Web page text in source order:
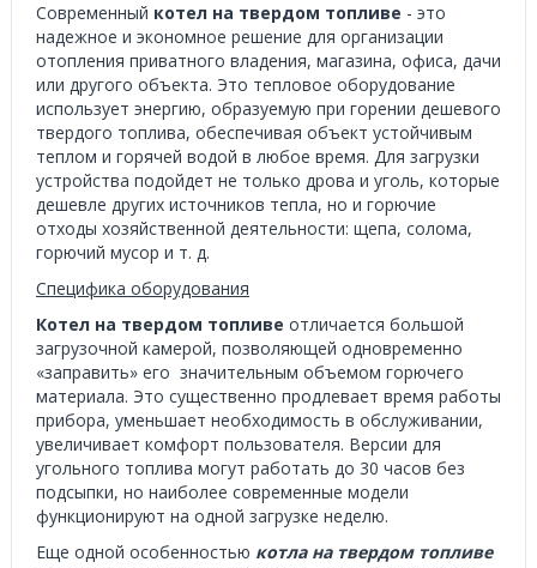
Современный котел на твердом топливе - это
надежное и экономное решение для организации
отопления приватного владения, магазина, офиса, дачи
или другого объекта. Это тепловое оборудование
использует энергию, образуемую при горении дешевого
твердого топлива, обеспечивая объект устойчивым
теплом и горячей водой в любое время. Для загрузки
устройства подойдет не только дрова и уголь, которые
дешевле других источников тепла, но и горючие
отходы хозяйственной деятельности: щепа, солома,
горючий мусор и т. д.
Специфика оборудования
Котел на твердом топливе отличается большой
загрузочной камерой, позволяющей одновременно
«заправить» его значительным объемом горючего
материала. Это существенно продлевает время работы
прибора, уменьшает необходимость в обслуживании,
увеличивает комфорт пользователя. Версии для
угольного топлива могут работать до 30 часов без
подсыпки, но наиболее современные модели
функционируют на одной загрузке неделю.
Еще одной особенностью котла на твердом топливе